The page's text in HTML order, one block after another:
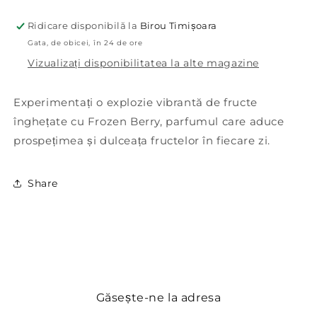
Ridicare disponibilă la Birou Timișoara
Gata, de obicei, în 24 de ore
Vizualizați disponibilitatea la alte magazine
Experimentați o explozie vibrantă de fructe
înghețate cu Frozen Berry, parfumul care aduce
prospețimea și dulceața fructelor în fiecare zi.
Share
Găsește-ne la adresa